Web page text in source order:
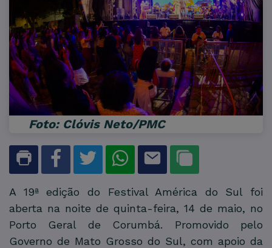
Foto: Clóvis Neto/PMC
A 19ª edição do Festival América do Sul foi
aberta na noite de quinta-feira, 14 de maio, no
Porto Geral de Corumbá. Promovido pelo
Governo de Mato Grosso do Sul, com apoio da